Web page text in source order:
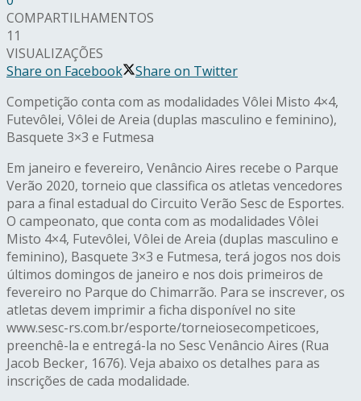
COMPARTILHAMENTOS
11
VISUALIZAÇÕES
Share on Facebook
Share on Twitter
Competição conta com as modalidades Vôlei Misto 4×4,
Futevôlei, Vôlei de Areia (duplas masculino e feminino),
Basquete 3×3 e Futmesa
Em janeiro e fevereiro, Venâncio Aires recebe o Parque
Verão 2020, torneio que classifica os atletas vencedores
para a final estadual do Circuito Verão Sesc de Esportes.
O campeonato, que conta com as modalidades Vôlei
Misto 4×4, Futevôlei, Vôlei de Areia (duplas masculino e
feminino), Basquete 3×3 e Futmesa, terá jogos nos dois
últimos domingos de janeiro e nos dois primeiros de
fevereiro no Parque do Chimarrão. Para se inscrever, os
atletas devem imprimir a ficha disponível no site
www.sesc-rs.com.br/esporte/torneiosecompeticoes,
preenchê-la e entregá-la no Sesc Venâncio Aires (Rua
Jacob Becker, 1676). Veja abaixo os detalhes para as
inscrições de cada modalidade.